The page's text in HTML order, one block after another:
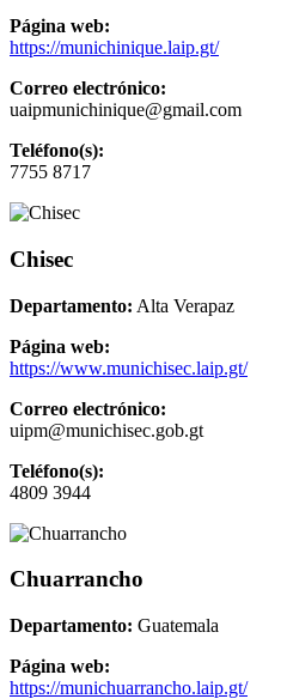
Página web:
https://munichinique.laip.gt/
Correo electrónico:
uaipmunichinique@gmail.com
Teléfono(s):
7755 8717
Chisec
Departamento: Alta Verapaz
Página web:
https://www.munichisec.laip.gt/
Correo electrónico:
uipm@munichisec.gob.gt
Teléfono(s):
4809 3944
Chuarrancho
Departamento: Guatemala
Página web:
https://munichuarrancho.laip.gt/